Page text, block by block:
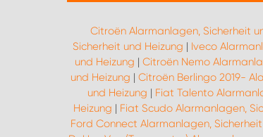
Citroën Alarmanlagen, Sicherheit
Sicherheit und Heizung | Iveco
und Heizung | Citroën Nemo
und Heizung | Citroën Berlingo 2019-
und Heizung | Fiat Talento
Heizung | Fiat Scudo Alarmanlagen,
Ford Connect Alarmanlagen,